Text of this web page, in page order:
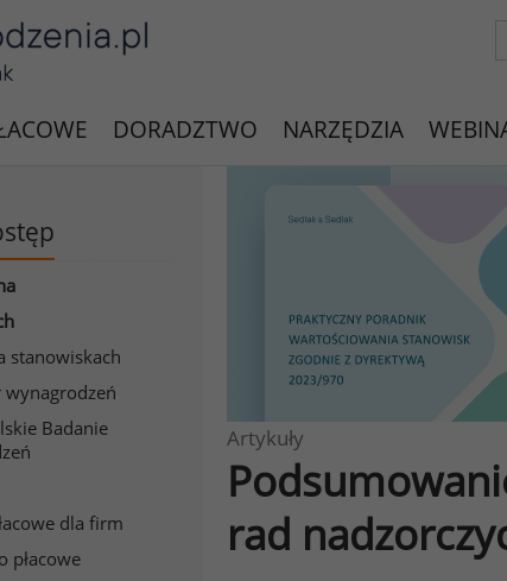
DORADZTWO NARZĘDZIA
stanowiskach
wynagrodzeń
Badanie
dla firm
płacowe
Artykuły
rad